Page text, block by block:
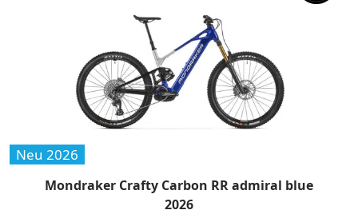
Neu 2026
Mondraker Crafty Carbon RR admiral blue
2026